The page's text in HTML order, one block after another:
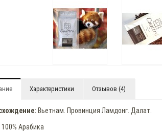
Характеристики Отзывов (4)
Вьетнам. Провинция Ламдонг. Далат.
100% Арабика